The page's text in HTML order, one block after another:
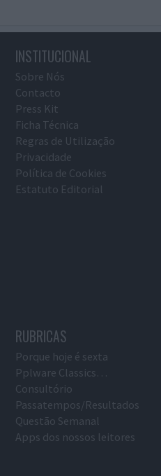
INSTITUCIONAL
Sobre Nós
Contacto
Press Kit
Ficha Técnica
Regras de Utilização
Privacidade
Política de Cookies
Estatuto Editorial
RUBRICAS
Porque hoje é sexta
Pplware Classics…
Consultório
Passatempos/Resultados
Questão Semanal
Apps dos nossos leitores